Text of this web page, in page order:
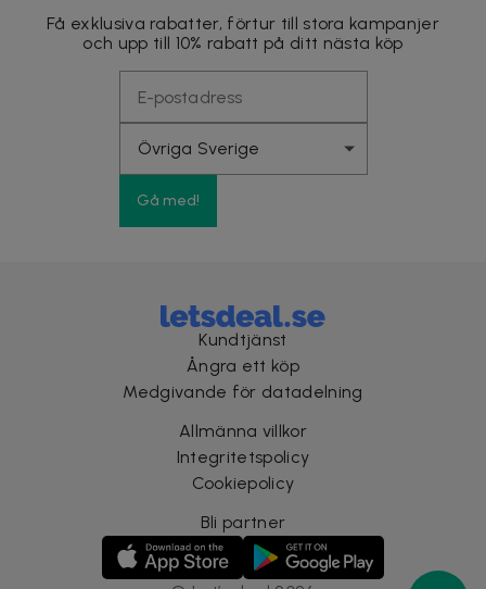
Få exklusiva rabatter, förtur till stora kampanjer
och upp till 10% rabatt på ditt nästa köp
Gå med!
Kundtjänst
Ångra ett köp
Medgivande för datadelning
Allmänna villkor
Integritetspolicy
Cookiepolicy
Bli partner